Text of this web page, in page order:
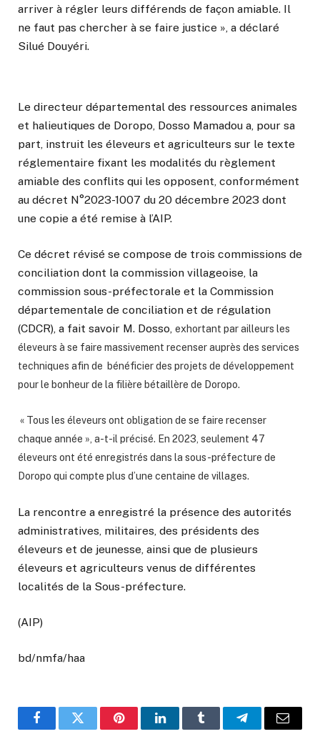
arriver à régler leurs différends de façon amiable. Il
ne faut pas chercher à se faire justice », a déclaré
Silué Douyéri.
Le directeur départemental des ressources animales
et halieutiques de Doropo, Dosso Mamadou a, pour sa
part, instruit les éleveurs et agriculteurs sur le texte
réglementaire fixant les modalités du règlement
amiable des conflits qui les opposent, conformément
au décret N°2023-1007 du 20 décembre 2023 dont
une copie a été remise à l’AIP.
Ce décret révisé se compose de trois commissions de
conciliation dont la commission villageoise, la
commission sous-préfectorale et la Commission
départementale de conciliation et de régulation
(CDCR), a fait savoir M. Dosso, exhortant par ailleurs les
éleveurs à se faire massivement recenser auprès des services
techniques afin de bénéficier des projets de développement
pour le bonheur de la filière bétaillère de Doropo.
« Tous les éleveurs ont obligation de se faire recenser
chaque année », a-t-il précisé. En 2023, seulement 47
éleveurs ont été enregistrés dans la sous-préfecture de
Doropo qui compte plus d’une centaine de villages.
La rencontre a enregistré la présence des autorités
administratives, militaires, des présidents des
éleveurs et de jeunesse, ainsi que de plusieurs
éleveurs et agriculteurs venus de différentes
localités de la Sous-préfecture.
(AIP)
bd/nmfa/haa
FacebookTwitter PinterestLinkedInTumblr TelegramEmail